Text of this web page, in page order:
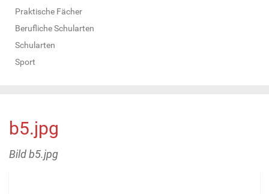
Praktische Fächer
Berufliche Schularten
Schularten
Sport
b5.jpg
Bild b5.jpg